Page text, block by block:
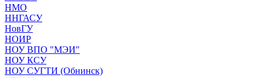
НМО
ННГАСУ
НовГУ
НОИР
НОУ ВПО "МЭИ"
НОУ КСУ
НОУ СУГТИ (Обнинск)